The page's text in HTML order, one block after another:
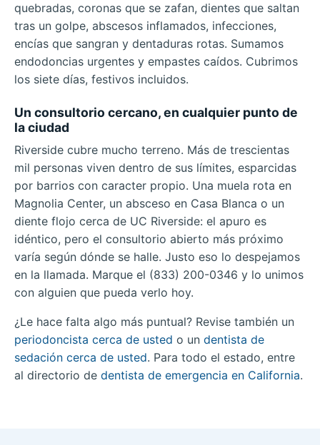
quebradas, coronas que se zafan, dientes que saltan
tras un golpe, abscesos inflamados, infecciones,
encías que sangran y dentaduras rotas. Sumamos
endodoncias urgentes y empastes caídos. Cubrimos
los siete días, festivos incluidos.
Un consultorio cercano, en cualquier punto de
la ciudad
Riverside cubre mucho terreno. Más de trescientas
mil personas viven dentro de sus límites, esparcidas
por barrios con caracter propio. Una muela rota en
Magnolia Center, un absceso en Casa Blanca o un
diente flojo cerca de UC Riverside: el apuro es
idéntico, pero el consultorio abierto más próximo
varía según dónde se halle. Justo eso lo despejamos
en la llamada. Marque el (833) 200-0346 y lo unimos
con alguien que pueda verlo hoy.
¿Le hace falta algo más puntual? Revise también un
periodoncista cerca de usted o un dentista de
sedación cerca de usted. Para todo el estado, entre
al directorio de dentista de emergencia en California.